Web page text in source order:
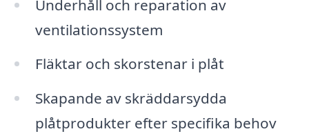
Underhåll och reparation av
ventilationssystem
Fläktar och skorstenar i plåt
Skapande av skräddarsydda
plåtprodukter efter specifika behov